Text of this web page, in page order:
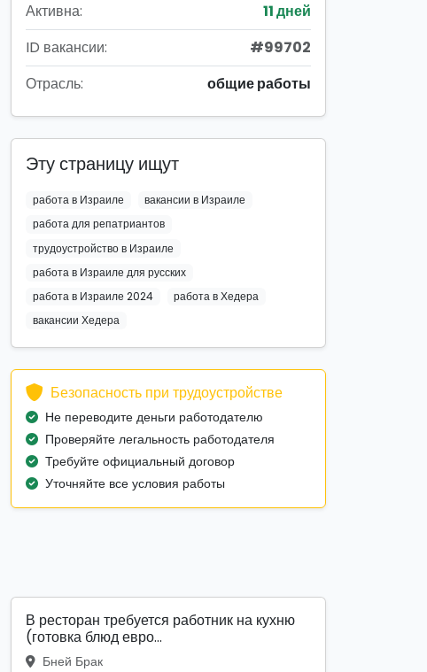
Активна:
11 дней
ID вакансии:
#99702
Отрасль:
общие работы
Эту страницу ищут
работа в Израиле
вакансии в Израиле
работа для репатриантов
трудоустройство в Израиле
работа в Израиле для русских
работа в Израиле 2024
работа в Хедера
вакансии Хедера
Безопасность при трудоустройстве
Не переводите деньги работодателю
Проверяйте легальность работодателя
Требуйте официальный договор
Уточняйте все условия работы
В ресторан требуется работник на кухню
(готовка блюд евро...
Бней Брак